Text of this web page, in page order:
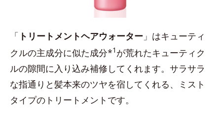
「 トリートメントヘアウォーター 」はキューティ
クルの主成分に似た成分*1 が荒れたキューティク
ルの隙間に入り込み補修してくれます。サラサラ
な指通りと髪本来のツヤを宿してくれる、ミスト
タイプのトリートメントです。